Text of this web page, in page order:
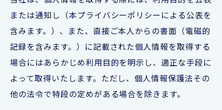
または通知し（本プライバシーポリシーによる公表を
含みます。）、また、直接ご本人からの書面（電磁的
記録を含みます。）に記載された個人情報を取得する
場合にはあらかじめ利用目的を明示し、適正な手段に
よって取得いたします。ただし、個人情報保護法その
他の法令で特段の定めがある場合を除きます。